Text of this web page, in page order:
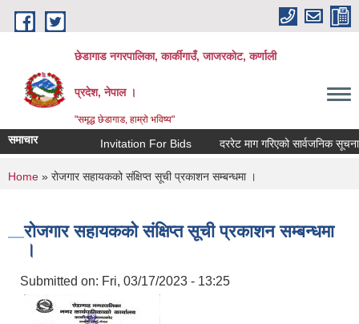
Skip to main content
छेडागाड नगरपालिका, कार्कीगाउँ, जाजरकाेट, कर्णाली
प्रदेश, नेपाल ।
"समृद्ध छेडागाड, हाम्रो भविष्य"
समाचार Invitation For Bids दररेट माग गरिएको सार्वजनिक सूचना।
You are here
Home » रोजगार सहायकको संक्षिप्त सूची प्रकाशन सम्बन्धमा ।
रोजगार सहायकको संक्षिप्त सूची प्रकाशन सम्बन्धमा
।
Submitted on: Fri, 03/17/2023 - 13:25